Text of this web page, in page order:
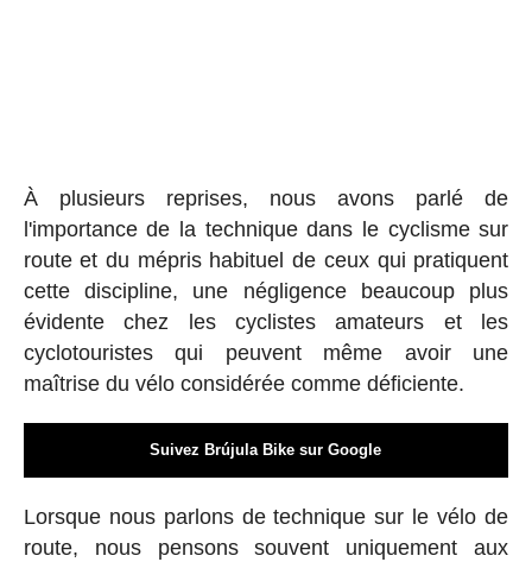
À plusieurs reprises, nous avons parlé de
l'importance de la technique dans le cyclisme sur
route et du mépris habituel de ceux qui pratiquent
cette discipline, une négligence beaucoup plus
évidente chez les cyclistes amateurs et les
cyclotouristes qui peuvent même avoir une
maîtrise du vélo considérée comme déficiente.
Suivez Brújula Bike sur Google
Lorsque nous parlons de technique sur le vélo de
route, nous pensons souvent uniquement aux